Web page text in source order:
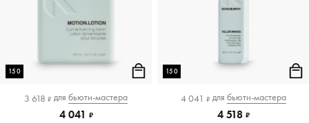
150
3 618 ₽ для бьюти-мастера
4 041 ₽
150
4 041 ₽ для бьюти-мастера
4 518 ₽